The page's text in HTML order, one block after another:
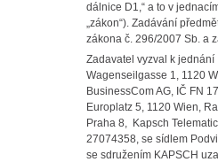
dálnice D1,“ a to v
„zákon“). Zadávání
zákona č. 296/2007 Sb. a
Zadavatel vyzval k
Wagenseilgasse 1, 1120
BusinessCom AG, IČ FN
Europlatz 5, 1120 Wien,
Praha 8, Kapsch
27074358, se sídlem
se sdružením KAPSCH